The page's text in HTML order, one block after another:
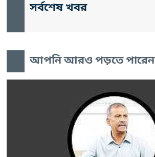
সর্বশেষ খবর
আপনি আরও পড়তে পারেন